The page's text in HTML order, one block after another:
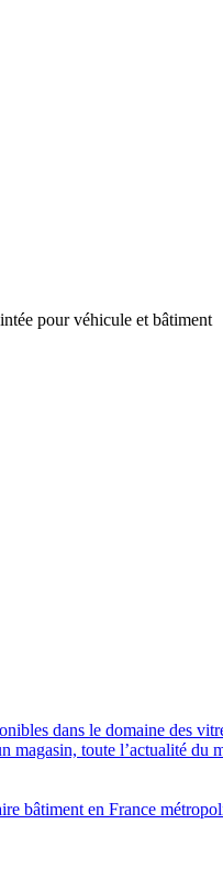
pour véhicule et bâtiment
dans le domaine des
magasin, toute l’actualité du
bâtiment en France